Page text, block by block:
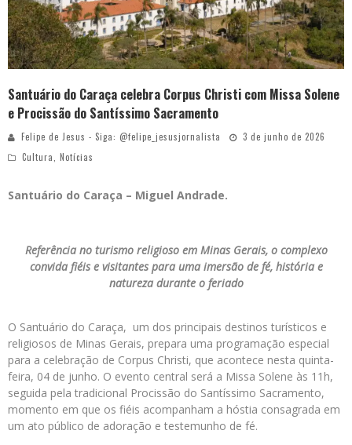
Santuário do Caraça celebra Corpus Christi com Missa Solene
e Procissão do Santíssimo Sacramento
Felipe de Jesus - Siga: @felipe_jesusjornalista
3 de junho de 2026
Cultura, Notícias
Santuário do Caraça – Miguel Andrade.
Referência no turismo religioso em Minas Gerais, o complexo
convida fiéis e visitantes para uma imersão de fé, história e
natureza durante o feriado
O Santuário do Caraça, um dos principais destinos turísticos e
religiosos de Minas Gerais, prepara uma programação especial
para a celebração de Corpus Christi, que acontece nesta quinta-
feira, 04 de junho. O evento central será a Missa Solene às 11h,
seguida pela tradicional Procissão do Santíssimo Sacramento,
momento em que os fiéis acompanham a hóstia consagrada em
um ato público de adoração e testemunho de fé.